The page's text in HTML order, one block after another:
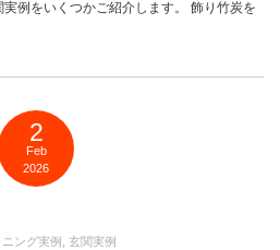
例をいくつかご紹介します。 飾り竹炭を
2
Feb
2026
ング実例 玄関実例